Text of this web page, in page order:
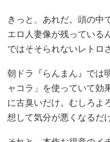
きっと、あれだ。頭の中
エロ人妻像が残っている
ではそそられないレトロ
朝ドラ『らんまん』では
ャコラ」を使っていて効
に古臭いだけ。むしろよ
想して気分が悪くなるだ